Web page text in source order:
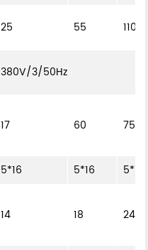
25 55 110
380V/3/50Hz
17 60 75
5*16 5*16
5*16
14 18 24